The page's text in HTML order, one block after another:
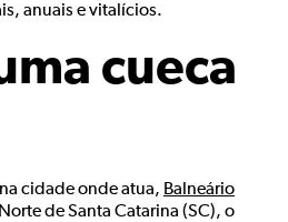
anuais e vitalícios.
cueca
cidade onde atua, Balneário
de Santa Catarina (SC), o